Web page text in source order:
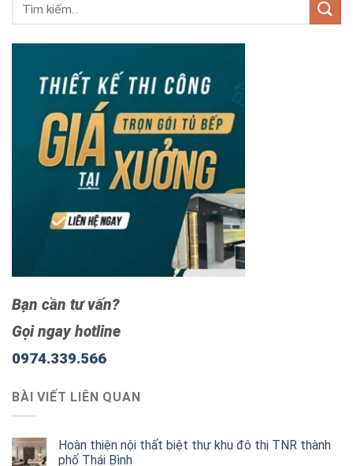
Bạn cần tư vấn?
Gọi ngay hotline
0974.339.566
BÀI VIẾT LIÊN QUAN
Hoàn thiện nội thất biệt thự khu đô thị TNR thành
phố Thái Bình